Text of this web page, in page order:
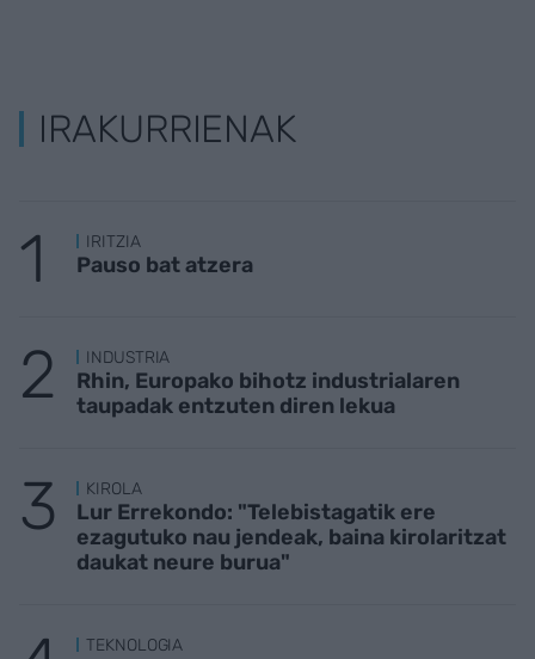
IRAKURRIENAK
IRITZIA
Pauso bat atzera
INDUSTRIA
Rhin, Europako bihotz industrialaren
taupadak entzuten diren lekua
KIROLA
Lur Errekondo: "Telebistagatik ere
ezagutuko nau jendeak, baina kirolaritzat
daukat neure burua"
TEKNOLOGIA